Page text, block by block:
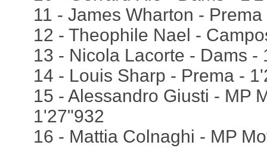
11 - James Wharton -
12 - Theophile Nael -
13 - Nicola Lacorte - Dams -
14 - Louis Sharp - Prema -
15 - Alessandro Giusti - MP
1'27"932
16 - Mattia Colnaghi - MP